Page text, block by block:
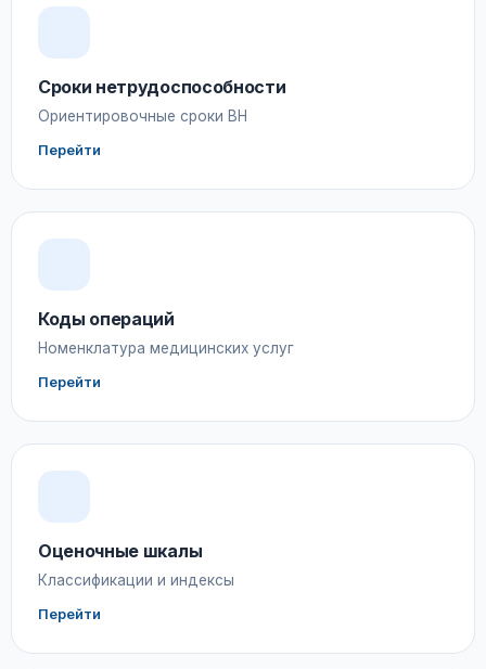
Сроки нетрудоспособности
Ориентировочные сроки ВН
Перейти
Коды операций
Номенклатура медицинских услуг
Перейти
Оценочные шкалы
Классификации и индексы
Перейти